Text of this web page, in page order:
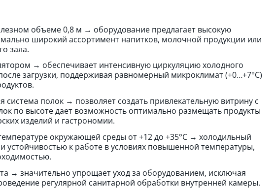
объеме 0,8 м → оборудование предлагает высокую
широкий ассортимент напитков, молочной продукции или
зала.
→ обеспечивает интенсивную циркуляцию холодного
загрузки, поддерживая равномерный микроклимат (+0…+7°C)
система полок → позволяет создать привлекательную витрину с
по высоте дает возможность оптимально размещать продукты
изделий и гастрономии.
окружающей среды от +12 до +35°C → холодильный
к работе в условиях повышенной температуры,
→ значительно упрощает уход за оборудованием, исключая
регулярной санитарной обработки внутренней камеры.